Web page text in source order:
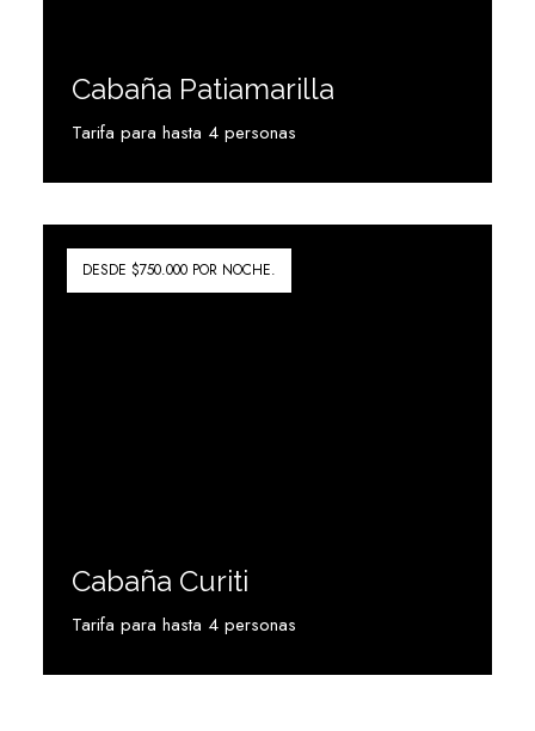
Cabaña Patiamarilla
Tarifa para hasta 4 personas
DESDE $750.000 POR NOCHE.
Cabaña Curiti
Tarifa para hasta 4 personas
Ver más